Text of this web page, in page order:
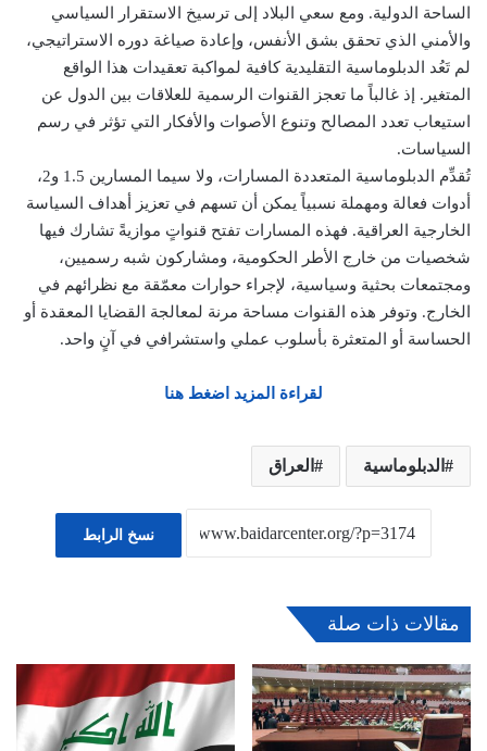
الساحة الدولية. ومع سعي البلاد إلى ترسيخ الاستقرار السياسي
والأمني الذي تحقق بشق الأنفس، وإعادة صياغة دوره الاستراتيجي،
لم تَعُد الدبلوماسية التقليدية كافية لمواكبة تعقيدات هذا الواقع
المتغير. إذ غالباً ما تعجز القنوات الرسمية للعلاقات بين الدول عن
استيعاب تعدد المصالح وتنوع الأصوات والأفكار التي تؤثر في رسم
السياسات.
تُقدِّم الدبلوماسية المتعددة المسارات، ولا سيما المسارين 1.5 و2،
أدوات فعالة ومهملة نسبياً يمكن أن تسهم في تعزيز أهداف السياسة
الخارجية العراقية. فهذه المسارات تفتح قنواتٍ موازيةً تشارك فيها
شخصيات من خارج الأطر الحكومية، ومشاركون شبه رسميين،
ومجتمعات بحثية وسياسية، لإجراء حوارات معمّقة مع نظرائهم في
الخارج. وتوفر هذه القنوات مساحة مرنة لمعالجة القضايا المعقدة أو
الحساسة أو المتعثرة بأسلوب عملي واستشرافي في آنٍ واحد.
لقراءة المزيد اضغط هنا
الدبلوماسية العراق
نسخ الرابط
مقالات ذات صلة